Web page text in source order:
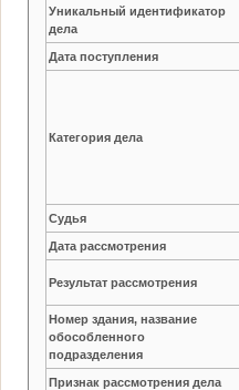
Уникальный идентификатор
дела
Дата поступления
Категория дела
Судья
Дата рассмотрения
Результат рассмотрения
Номер здания, название
обособленного
подразделения
Признак рассмотрения дела